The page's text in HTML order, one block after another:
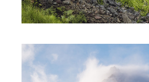
© Michalis Palis/stock adobe